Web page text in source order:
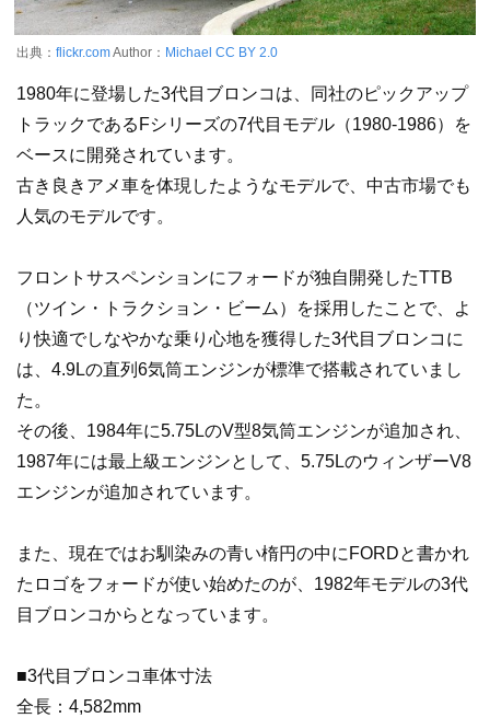
出典： flickr.comAuthor： Michael CC BY 2.0
1980年に登場した3代目ブロンコは、同社のピックアップ
トラックであるFシリーズの7代目モデル（1980-1986）を
ベースに開発されています。
古き良きアメ車を体現したようなモデルで、中古市場でも
人気のモデルです。
フロントサスペンションにフォードが独自開発したTTB
（ツイン・トラクション・ビーム）を採用したことで、よ
り快適でしなやかな乗り心地を獲得した3代目ブロンコに
は、4.9Lの直列6気筒エンジンが標準で搭載されていまし
た。
その後、1984年に5.75LのV型8気筒エンジンが追加され、
1987年には最上級エンジンとして、5.75LのウィンザーV8
エンジンが追加されています。
また、現在ではお馴染みの青い楕円の中にFORDと書かれ
たロゴをフォードが使い始めたのが、1982年モデルの3代
目ブロンコからとなっています。
■3代目ブロンコ車体寸法
全長：4,582mm